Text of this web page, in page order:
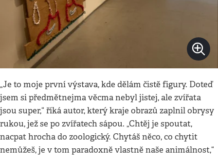
„Je to moje první výstava, kde dělám čistě figury. Doteď
jsem si předmětnejma věcma nebyl jistej, ale zvířata
jsou super,“ říká autor, který kraje obrazů zaplnil obrysy
rukou, jež se po zvířatech sápou. „Chtěj je spoutat,
nacpat hrocha do zoologický. Chytáš něco, co chytit
nemůžeš, je v tom paradoxně vlastně naše animálnost,“